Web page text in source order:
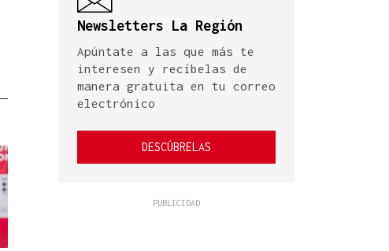
Newsletters La Región
Apúntate a las que más te
interesen y recíbelas de
manera gratuita en tu correo
electrónico
DESCÚBRELAS